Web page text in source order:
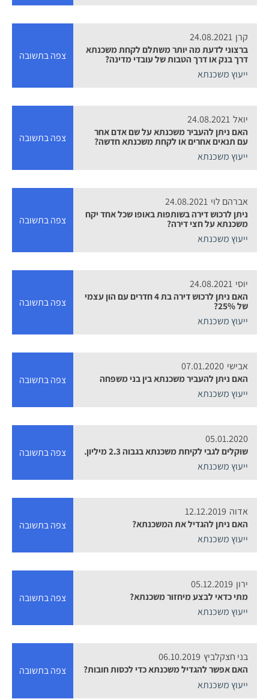
קרן 24.08.2021
ברצוני לדעת מה יותר משתלם לקחת משכנתא
דרך בנק או דרך הטבות של עובדי מדינה?
ייעוץ משכנתא
צפה בתשובה
יואל 24.08.2021
האם ניתן להעביר משכנתא על שם אדם אחר
עם תנאים אחרים או לקחת משכנתא חדשה?
ייעוץ משכנתא
צפה בתשובה
אברהם לוי 24.08.2021
ניתן לרכוש דירה בשותפות באופו שכל אחד יקח
משכנתא על חצי דירה?
ייעוץ משכנתא
צפה בתשובה
יוסי 24.08.2021
האם ניתן לרכוש דירה בת 4 חדרים עם הון עצמי
של 25%?
ייעוץ משכנתא
צפה בתשובה
אבישי 07.01.2020
האם ניתן להעביר משכנתא בין בני משפחה
ייעוץ משכנתא
צפה בתשובה
05.01.2020
שוקלים לגבי לקיחת משכנתא בגבוה 2.3 מיליון.
ייעוץ משכנתא
צפה בתשובה
אדוה 12.12.2019
האם ניתן להגדיל את המשכנתא?
ייעוץ משכנתא
צפה בתשובה
ירון 05.12.2019
מתי כדאי לבצע מיחזור משכנתא?
ייעוץ משכנתא
צפה בתשובה
בני חצקלביץ 06.10.2019
האם אפשר להגדיל משכנתא כדי לכסות חובות?
ייעוץ משכנתא
צפה בתשובה